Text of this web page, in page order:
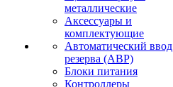
металлические
Аксессуары и
комплектующие
Автоматический ввод
резерва (АВР)
Блоки питания
Контроллеры